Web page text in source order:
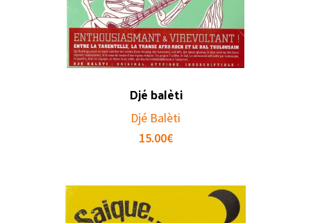
Djé balèti
Djé Balèti
15.00€